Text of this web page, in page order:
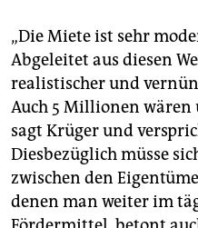
„Die Miete ist sehr
Abgeleitet aus diesen
realistischer und
Auch 5 Millionen wären
sagt Krüger und
Diesbezüglich müsse
zwischen den
denen man weiter im